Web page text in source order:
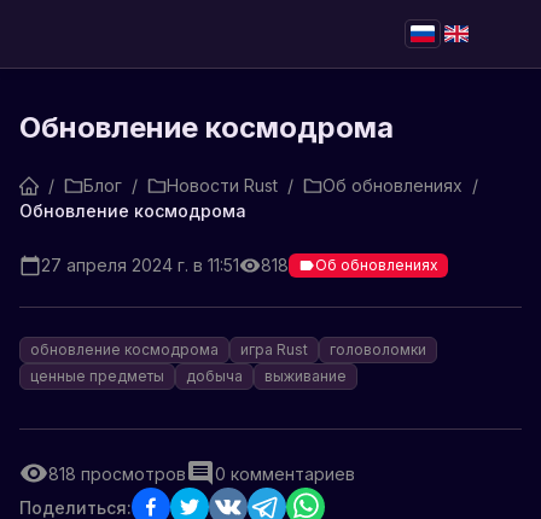
Обновление космодрома
/ Блог / Новости Rust / Об обновлениях /
Обновление космодрома
27 апреля 2024 г. в 11:51 818 Об обновлениях
обновление космодрома игра Rust
головоломки
ценные предметы
добыча выживание
818 просмотров 0 комментариев
Поделиться: